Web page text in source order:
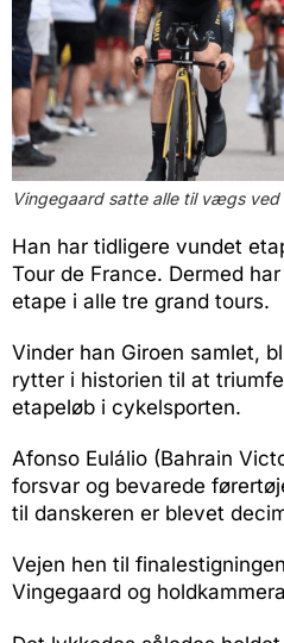
Vingegaard satte alle til vægs
Han har tidligere vundet
Tour de France. Dermed
etape i alle tre grand tours.
Vinder han Giroen samlet,
rytter i historien til at
etapeløb i cykelsporten.
Afonso Eulálio (Bahrain
forsvar og bevarede
til danskeren er blevet
Vejen hen til
Vingegaard og